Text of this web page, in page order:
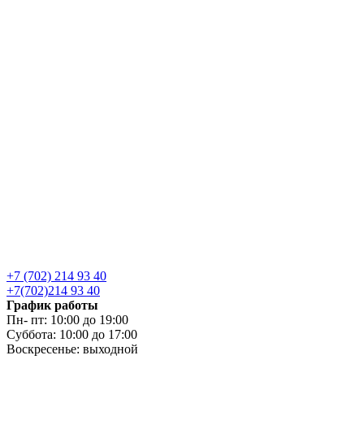
+7 (702) 214 93 40
+7(702)214 93 40
График работы
Пн- пт: 10:00 до 19:00
Суббота: 10:00 до 17:00
Воскресенье: выходной